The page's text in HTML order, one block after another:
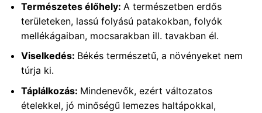
Természetes élőhely: A természetben erdős
területeken, lassú folyású patakokban, folyók
mellékágaiban, mocsarakban ill. tavakban él.
Viselkedés: Békés természetű, a növényeket nem
túrja ki.
Táplálkozás: Mindenevők, ezért változatos
ételekkel, jó minőségű lemezes haltápokkal,